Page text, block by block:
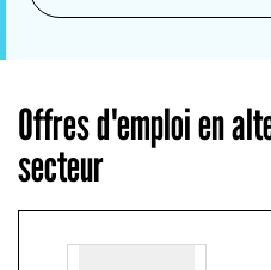
Offres d'emploi en
secteur